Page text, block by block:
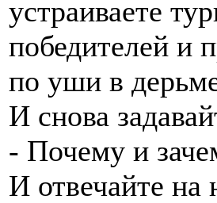
устраиваете
победителей и
по уши в
И снова
- Почему и
И отвечайте на